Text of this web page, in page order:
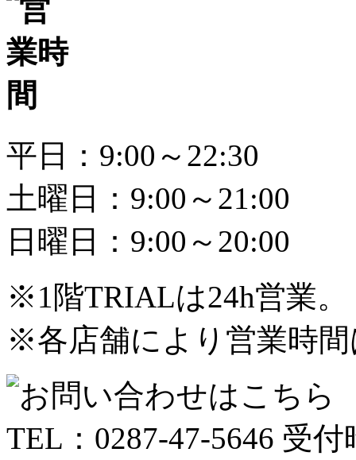
平日：9:00～22:30
土曜日：9:00～21:00
日曜日：9:00～20:00
※1階TRIALは24h営業。
※各店舗により営業時